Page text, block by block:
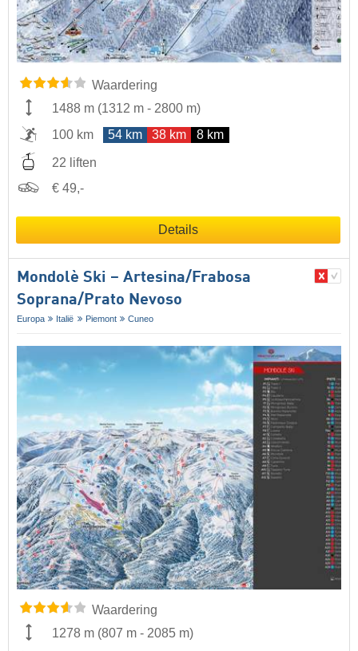
Waardering
1488 m (1312 m - 2800 m)
100 km
54 km 38 km 8 km
22 liften
€ 49,-
Details
Mondolè Ski – Artesina/​Frabosa
Soprana/​Prato Nevoso
Europa Italië Piemont Cuneo
Waardering
1278 m (807 m - 2085 m)